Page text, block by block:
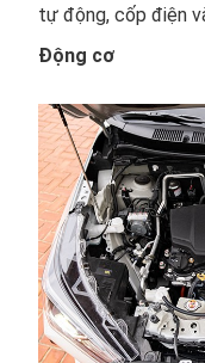
tự động, cốp điện
Động cơ